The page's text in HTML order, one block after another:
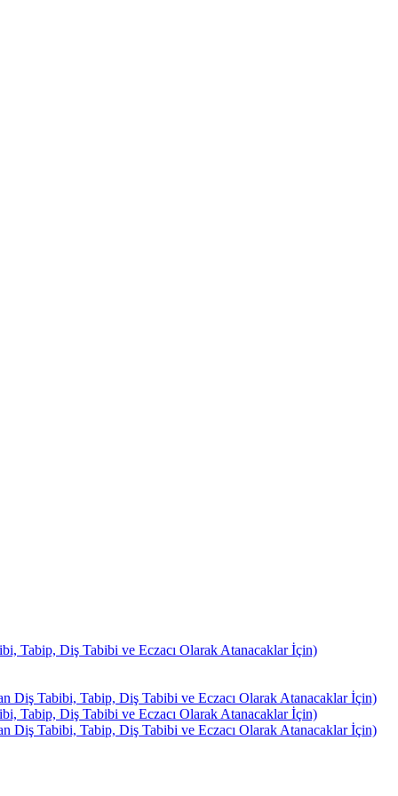
Tabip, Diş Tabibi ve Eczacı Olarak Atanacaklar İçin)
Diş Tabibi, Tabip, Diş Tabibi ve Eczacı Olarak Atanacaklar İçin)
Tabip, Diş Tabibi ve Eczacı Olarak Atanacaklar İçin)
Diş Tabibi, Tabip, Diş Tabibi ve Eczacı Olarak Atanacaklar İçin)